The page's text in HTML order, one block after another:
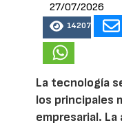
27/07/2026
14207
La tecnología
los principales
empresarial.